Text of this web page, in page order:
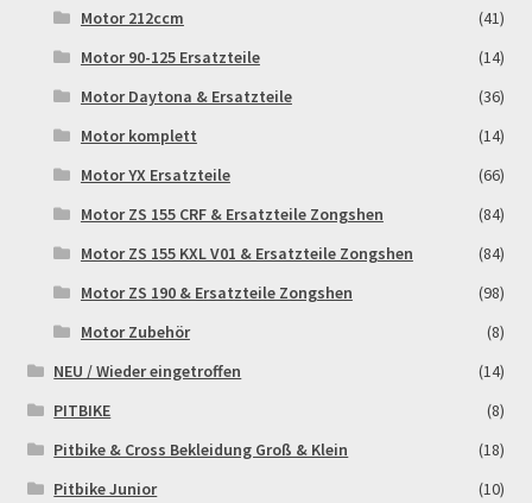
Motor 212ccm
(41)
Motor 90-125 Ersatzteile
(14)
Motor Daytona & Ersatzteile
(36)
Motor komplett
(14)
Motor YX Ersatzteile
(66)
Motor ZS 155 CRF & Ersatzteile Zongshen
(84)
Motor ZS 155 KXL V01 & Ersatzteile Zongshen
(84)
Motor ZS 190 & Ersatzteile Zongshen
(98)
Motor Zubehör
(8)
NEU / Wieder eingetroffen
(14)
PITBIKE
(8)
Pitbike & Cross Bekleidung Groß & Klein
(18)
Pitbike Junior
(10)